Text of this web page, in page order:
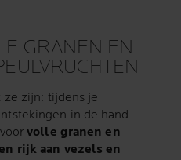
GRANEN EN
ze zijn: tijdens je
in de hand
volle granen en
rijk aan vezels en